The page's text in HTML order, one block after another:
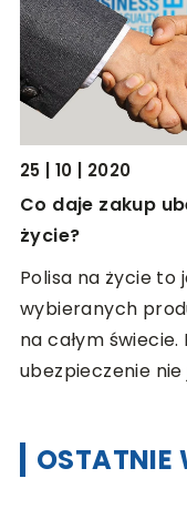
25 | 10 | 2020
Co daje zakup
życie?
Polisa na życie to
wybieranych
na całym
ubezpieczenie
OSTATNIE